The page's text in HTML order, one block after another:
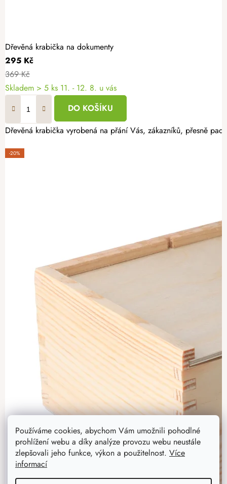
Používáme cookies, abychom Vám umožnili pohodlné
prohlížení webu a díky analýze provozu webu neustále
zlepšovali jeho funkce, výkon a použitelnost. Více
informací
Dřevěná krabička na dokumenty
295 Kč
369 Kč
Skladem > 5 ks 11. - 12. 8. u vás
DO KOŠÍKU
Dřevěná krabička vyrobená na přání Vás, zákazníků, přesně
-20%